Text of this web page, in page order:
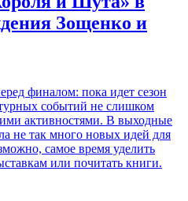
Зощенко и
финалом: пока идет сезон
событий не слишком
активностями. В выходные
не так много новых идей для
самое время уделить
или почитать книги.